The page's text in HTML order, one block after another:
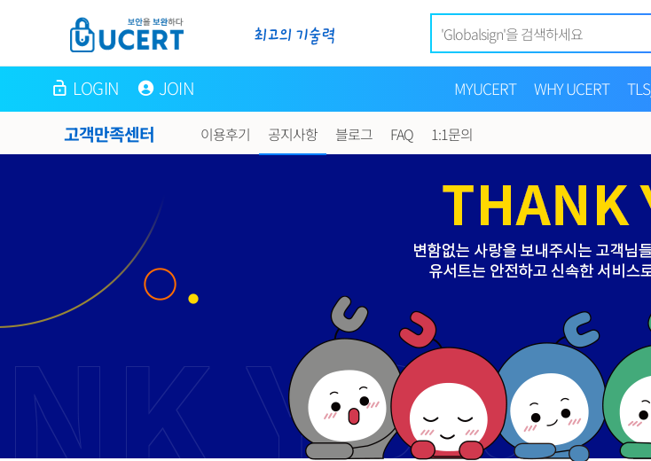
LOGIN JOIN MYUCERT WHY UCERT
고객만족센터 이용후기 공지사항 블로그 FAQ 1:1문의